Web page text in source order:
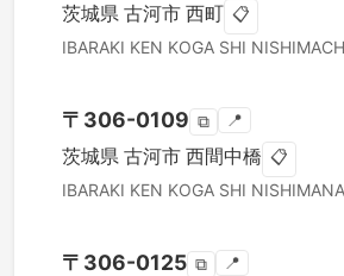
茨城県 古河市 西町 📋
IBARAKI KEN KOGA SHI
〒 306-0109 ⧉ 📍
茨城県 古河市 西間中橋 📋
IBARAKI KEN KOGA SHI
〒 306-0125 ⧉ 📍